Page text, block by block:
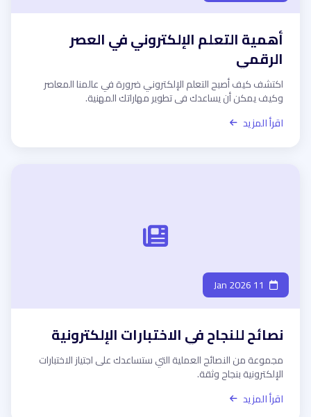
أهمية التعلم الإلكتروني في العصر
الرقمي
اكتشف كيف أصبح التعلم الإلكتروني ضرورة في عالمنا المعاصر
وكيف يمكن أن يساعدك في تطوير مهاراتك المهنية.
اقرأ المزيد
نصائح للنجاح في الاختبارات الإلكترونية
مجموعة من النصائح العملية التي ستساعدك على اجتياز الاختبارات
الإلكترونية بنجاح وثقة.
اقرأ المزيد